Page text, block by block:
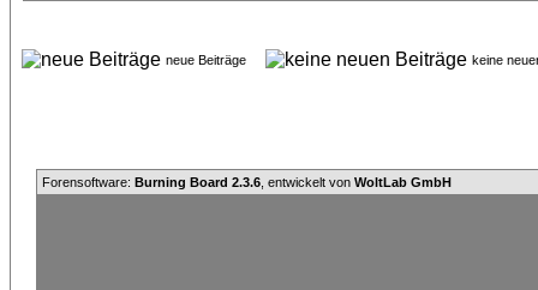
neue Beiträge keine
Forensoftware: Burning Board 2.3.6 , entwickelt von WoltLab GmbH